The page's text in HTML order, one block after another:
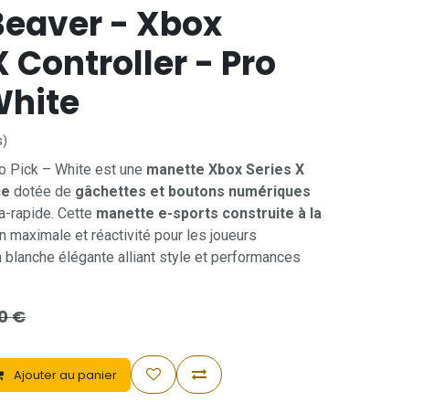
- Xbox
Controller - Pro
Pick – White est une manette Xbox Series X
dotée de gâchettes et boutons numériques
rapide. Cette manette e-sports construite à la
maximale et réactivité pour les joueurs
élégante alliant style et performances
€
Ajouter au panier